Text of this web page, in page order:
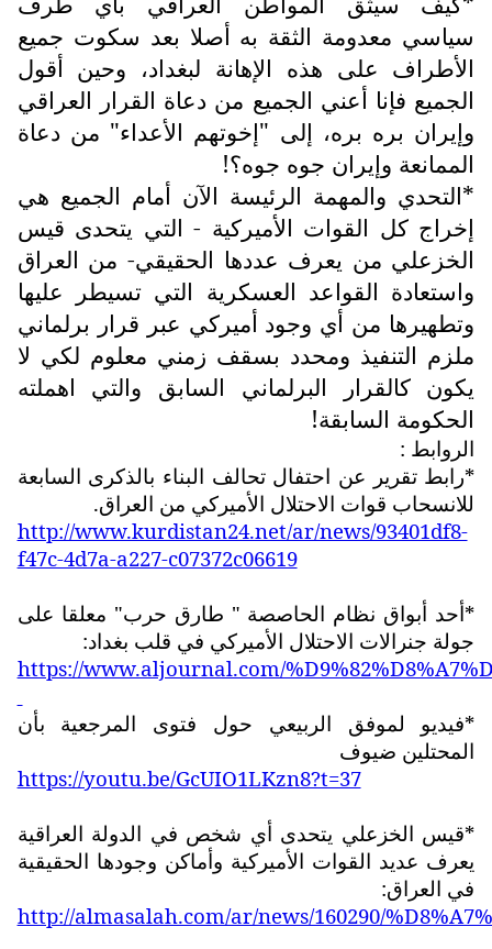
سياسي معدومة الثقة به أصلا بعد سكوت جميع
الأطراف على هذه الإهانة لبغداد، وحين أقول
الجميع فإنا أعني الجميع من دعاة القرار العراقي
وإيران بره بره، إلى "إخوتهم الأعداء" من دعاة
الممانعة وإيران جوه جوه؟!
*التحدي والمهمة الرئيسة الآن أمام الجميع هي
إخراج كل القوات الأميركية - التي يتحدى قيس
الخزعلي من يعرف عددها الحقيقي- من العراق
واستعادة القواعد العسكرية التي تسيطر عليها
وتطهيرها من أي وجود أميركي عبر قرار برلماني
ملزم التنفيذ ومحدد بسقف زمني معلوم لكي لا
يكون كالقرار البرلماني السابق والتي اهملته
الحكومة السابقة!
الروابط :
*رابط تقرير عن احتفال تحالف البناء بالذكرى السابعة
للانسحاب قوات الاحتلال الأميركي من العراق.
http://www.kurdistan24.net/ar/news/93401df8-
f47c-4d7a-a227-c07372c06619
*أحد أبواق نظام الحاصصة " طارق حرب" معلقا على
جولة جنرالات الاحتلال الأميركي في قلب بغداد:
https://www.aljournal.com/
*فيديو لموفق الربيعي حول فتوى المرجعية بأن
المحتلين ضيوف
https://youtu.be/GcUIO1LKzn8?t=37
*قيس الخزعلي يتحدى أي شخص في الدولة العراقية
يعرف عديد القوات الأميركية وأماكن وجودها الحقيقية
في العراق:
http://almasalah.com/ar/news/160290/%D8%A7%